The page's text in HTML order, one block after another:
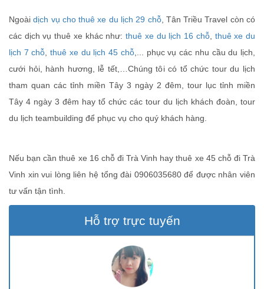
Ngoàidịch vụ cho thuê xe du lịch 29 chỗ, Tân Triều Travel còn có
các dịch vụ thuê xe khác như:thuê xe du lịch 16 chỗ, thuê xe du
lịch 7 chỗ,thuê xe du lịch 45 chỗ,... phục vụ các nhu cầu du lịch,
cưới hỏi, hành hương, lễ tết,…Chúng tôi có tổ chức tour du lịch
tham quan các tỉnh miền Tây 3 ngày 2 đêm, tour lục tỉnh miền
Tây 4 ngày 3 đêm hay tổ chức các tour du lịch khách đoàn, tour
du lịch teambuilding để phục vụ cho quý khách hàng.
Nếu bạn cần thuê xe 16 chỗ đi Trà Vinh hay thuê xe 45 chỗ đi Trà
Vinh xin vui lòng liên hệ tổng đài 0906035680 để được nhân viên
tư vấn tận tình.
Hỗ trợ trực tuyến